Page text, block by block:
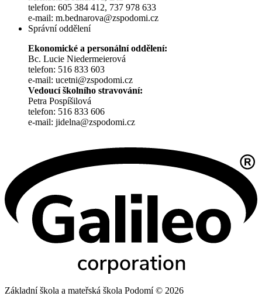
telefon: 605 384 412, 737 978 633
e-mail: m.bednarova@zspodomi.cz
Správní oddělení
Ekonomické a personální oddělení:
Bc. Lucie Niedermeierová
telefon: 516 833 603
e-mail: ucetni@zspodomi.cz
Vedoucí školního stravování:
Petra Pospíšilová
telefon: 516 833 606
e-mail: jidelna@zspodomi.cz
Základní škola a mateřská škola Podomí © 2026